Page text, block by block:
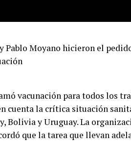
Pablo Moyano hicieron el
vacunación para todos los
cuenta la crítica situación
Bolivia y Uruguay. La
que la tarea que llevan